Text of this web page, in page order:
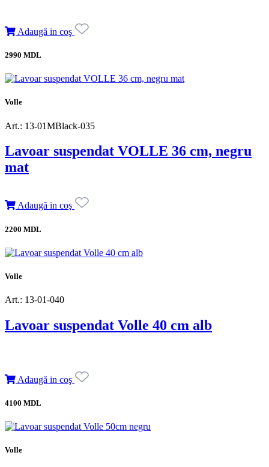
Adaugă in coş
2990 MDL
Volle
Art.: 13-01MBlack-035
Lavoar suspendat VOLLE 36 cm, negru
mat
Adaugă in coş
2200 MDL
Volle
Art.: 13-01-040
Lavoar suspendat Volle 40 cm alb
Adaugă in coş
4100 MDL
Volle